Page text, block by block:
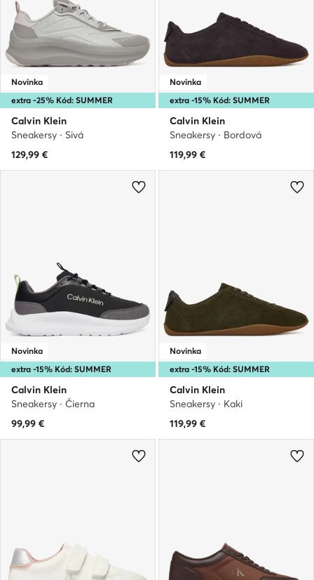
extra -25% Kód: SUMMER
Novinka
Calvin Klein
Sneakersy · Sivá
129,99 €
extra -15% Kód: SUMMER
Novinka
Calvin Klein
Sneakersy · Bordová
119,99 €
extra -15% Kód: SUMMER
Novinka
Calvin Klein
Sneakersy · Čierna
99,99 €
extra -15% Kód: SUMMER
Novinka
Calvin Klein
Sneakersy · Kaki
119,99 €